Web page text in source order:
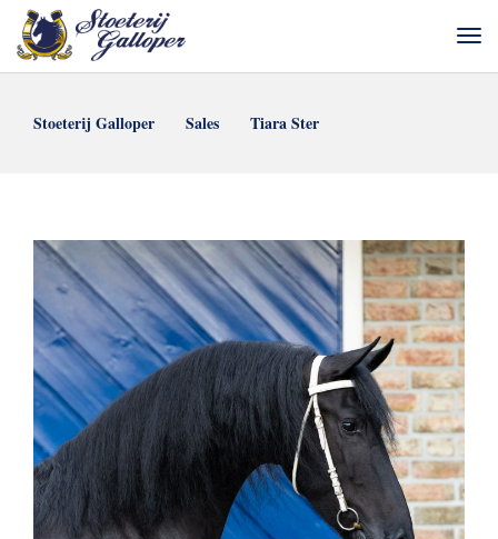
Stoeterij Galloper Sales Tiara Ster